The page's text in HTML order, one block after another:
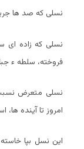
نسلی که صد ها
نسلی که زاده ای
فروخته، سلطه ء
نسلی متعرض
امروز تا آینده ها،
این نسل بپا